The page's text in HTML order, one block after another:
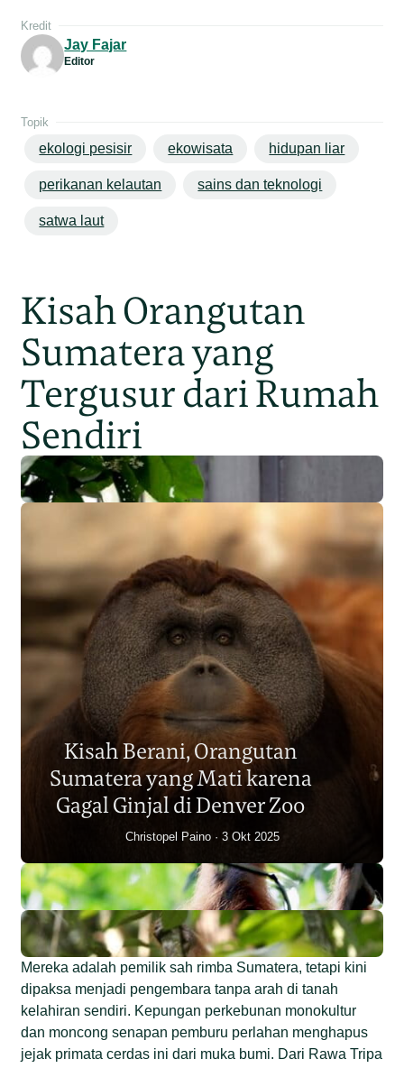
Kredit
Jay Fajar
Editor
Topik
ekologi pesisir ekowisata hidupan liar
perikanan kelautan sains dan teknologi
satwa laut
Kisah Orangutan
Sumatera yang
Tergusur dari Rumah
Sendiri
Populasi Orangutan
Sumatera Berkurang 2.700
Individu dalam Satu Dekade?
Junaidi Hanafiah 14 Jul 2026
Kisah Berani, Orangutan
Sumatera yang Mati karena
Gagal Ginjal di Denver Zoo
Christopel Paino 3 Okt 2025
Mereka adalah pemilik sah rimba Sumatera, tetapi kini
dipaksa menjadi pengembara tanpa arah di tanah
kelahiran sendiri. Kepungan perkebunan monokultur
dan moncong senapan pemburu perlahan menghapus
jejak primata cerdas ini dari muka bumi. Dari Rawa Tripa